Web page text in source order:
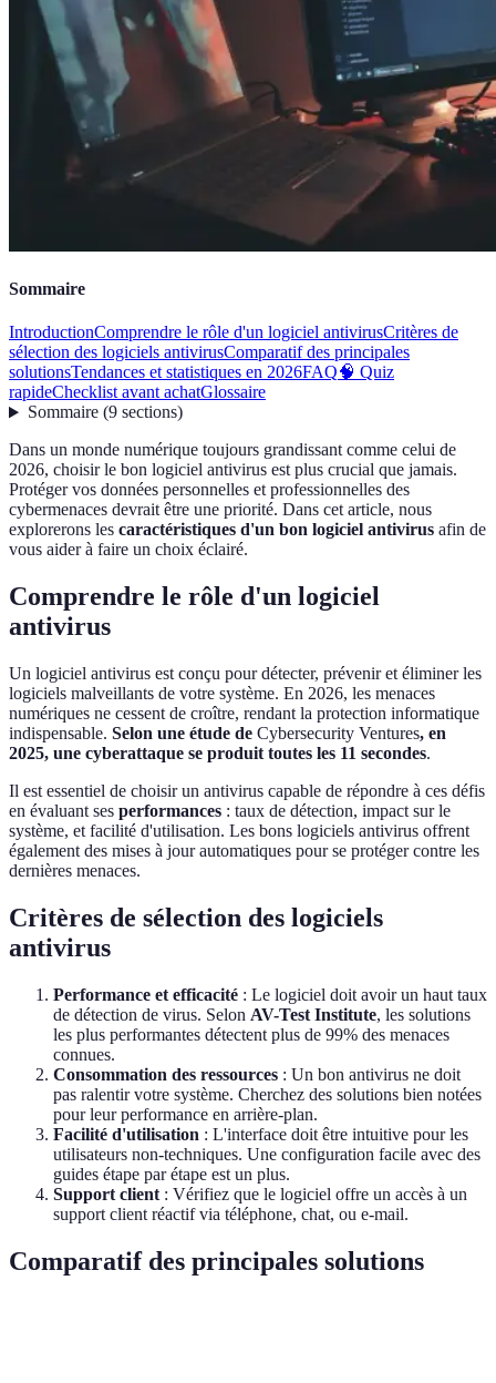
Sommaire
IntroductionComprendre le rôle d'un logiciel antivirusCritères de
sélection des logiciels antivirusComparatif des principales
solutionsTendances et statistiques en 2026FAQ🧠 Quiz
rapideChecklist avant achatGlossaire
Sommaire(9 sections)
Dans un monde numérique toujours grandissant comme celui de
2026, choisir le bon logiciel antivirus est plus crucial que jamais.
Protéger vos données personnelles et professionnelles des
cybermenaces devrait être une priorité. Dans cet article, nous
explorerons les caractéristiques d'un bon logiciel antivirus afin de
vous aider à faire un choix éclairé.
Comprendre le rôle d'un logiciel
antivirus
Un logiciel antivirus est conçu pour détecter, prévenir et éliminer les
logiciels malveillants de votre système. En 2026, les menaces
numériques ne cessent de croître, rendant la protection informatique
indispensable. Selon une étude de Cybersecurity Ventures, en
2025, une cyberattaque se produit toutes les 11 secondes.
Il est essentiel de choisir un antivirus capable de répondre à ces défis
en évaluant ses performances : taux de détection, impact sur le
système, et facilité d'utilisation. Les bons logiciels antivirus offrent
également des mises à jour automatiques pour se protéger contre les
dernières menaces.
Critères de sélection des logiciels
antivirus
Performance et efficacité : Le logiciel doit avoir un haut taux
de détection de virus. Selon AV-Test Institute, les solutions
les plus performantes détectent plus de 99% des menaces
connues.
Consommation des ressources : Un bon antivirus ne doit
pas ralentir votre système. Cherchez des solutions bien notées
pour leur performance en arrière-plan.
Facilité d'utilisation : L'interface doit être intuitive pour les
utilisateurs non-techniques. Une configuration facile avec des
guides étape par étape est un plus.
Support client : Vérifiez que le logiciel offre un accès à un
support client réactif via téléphone, chat, ou e-mail.
Comparatif des principales solutions